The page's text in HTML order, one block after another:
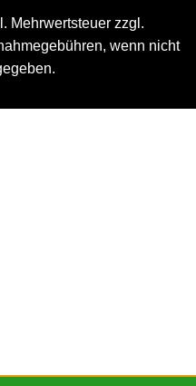
Mehrwertsteuer zzgl.
wenn nicht